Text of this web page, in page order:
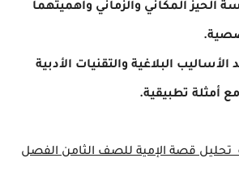
الحيز المكاني والزماني وأهميتهما
الأساليب البلاغية والتقنيات الأدبية
أمثلة تطبيقية.
تحليل قصة الإمية للصف الثامن الفصل